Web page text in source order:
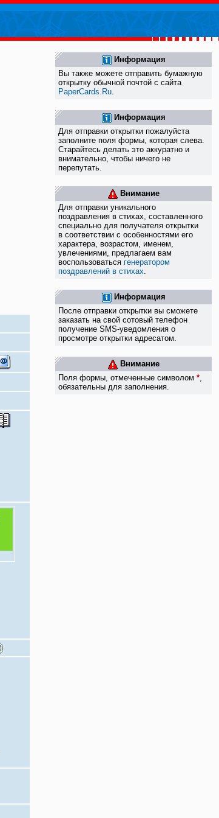
Информация
Вы также можете отправить бумажную
открытку обычной почтой с сайта
PaperCards.Ru.
Информация
Для отправки открытки пожалуйста
заполните поля формы, которая слева.
Старайтесь делать это аккуратно и
внимательно, чтобы ничего не
перепутать.
Внимание
Для отправки уникального
поздравления в стихах, составленного
специально для получателя открытки
в соответствии с особенностями его
характера, возрастом, именем,
увлечениями, предлагаем вам
воспользоваться генератором
поздравлений в стихах.
Информация
После отправки открытки вы сможете
заказать на свой сотовый телефон
получение SMS-уведомления о
просмотре открытки адресатом.
Внимание
Поля формы, отмеченные символом*,
обязательны для заполнения.